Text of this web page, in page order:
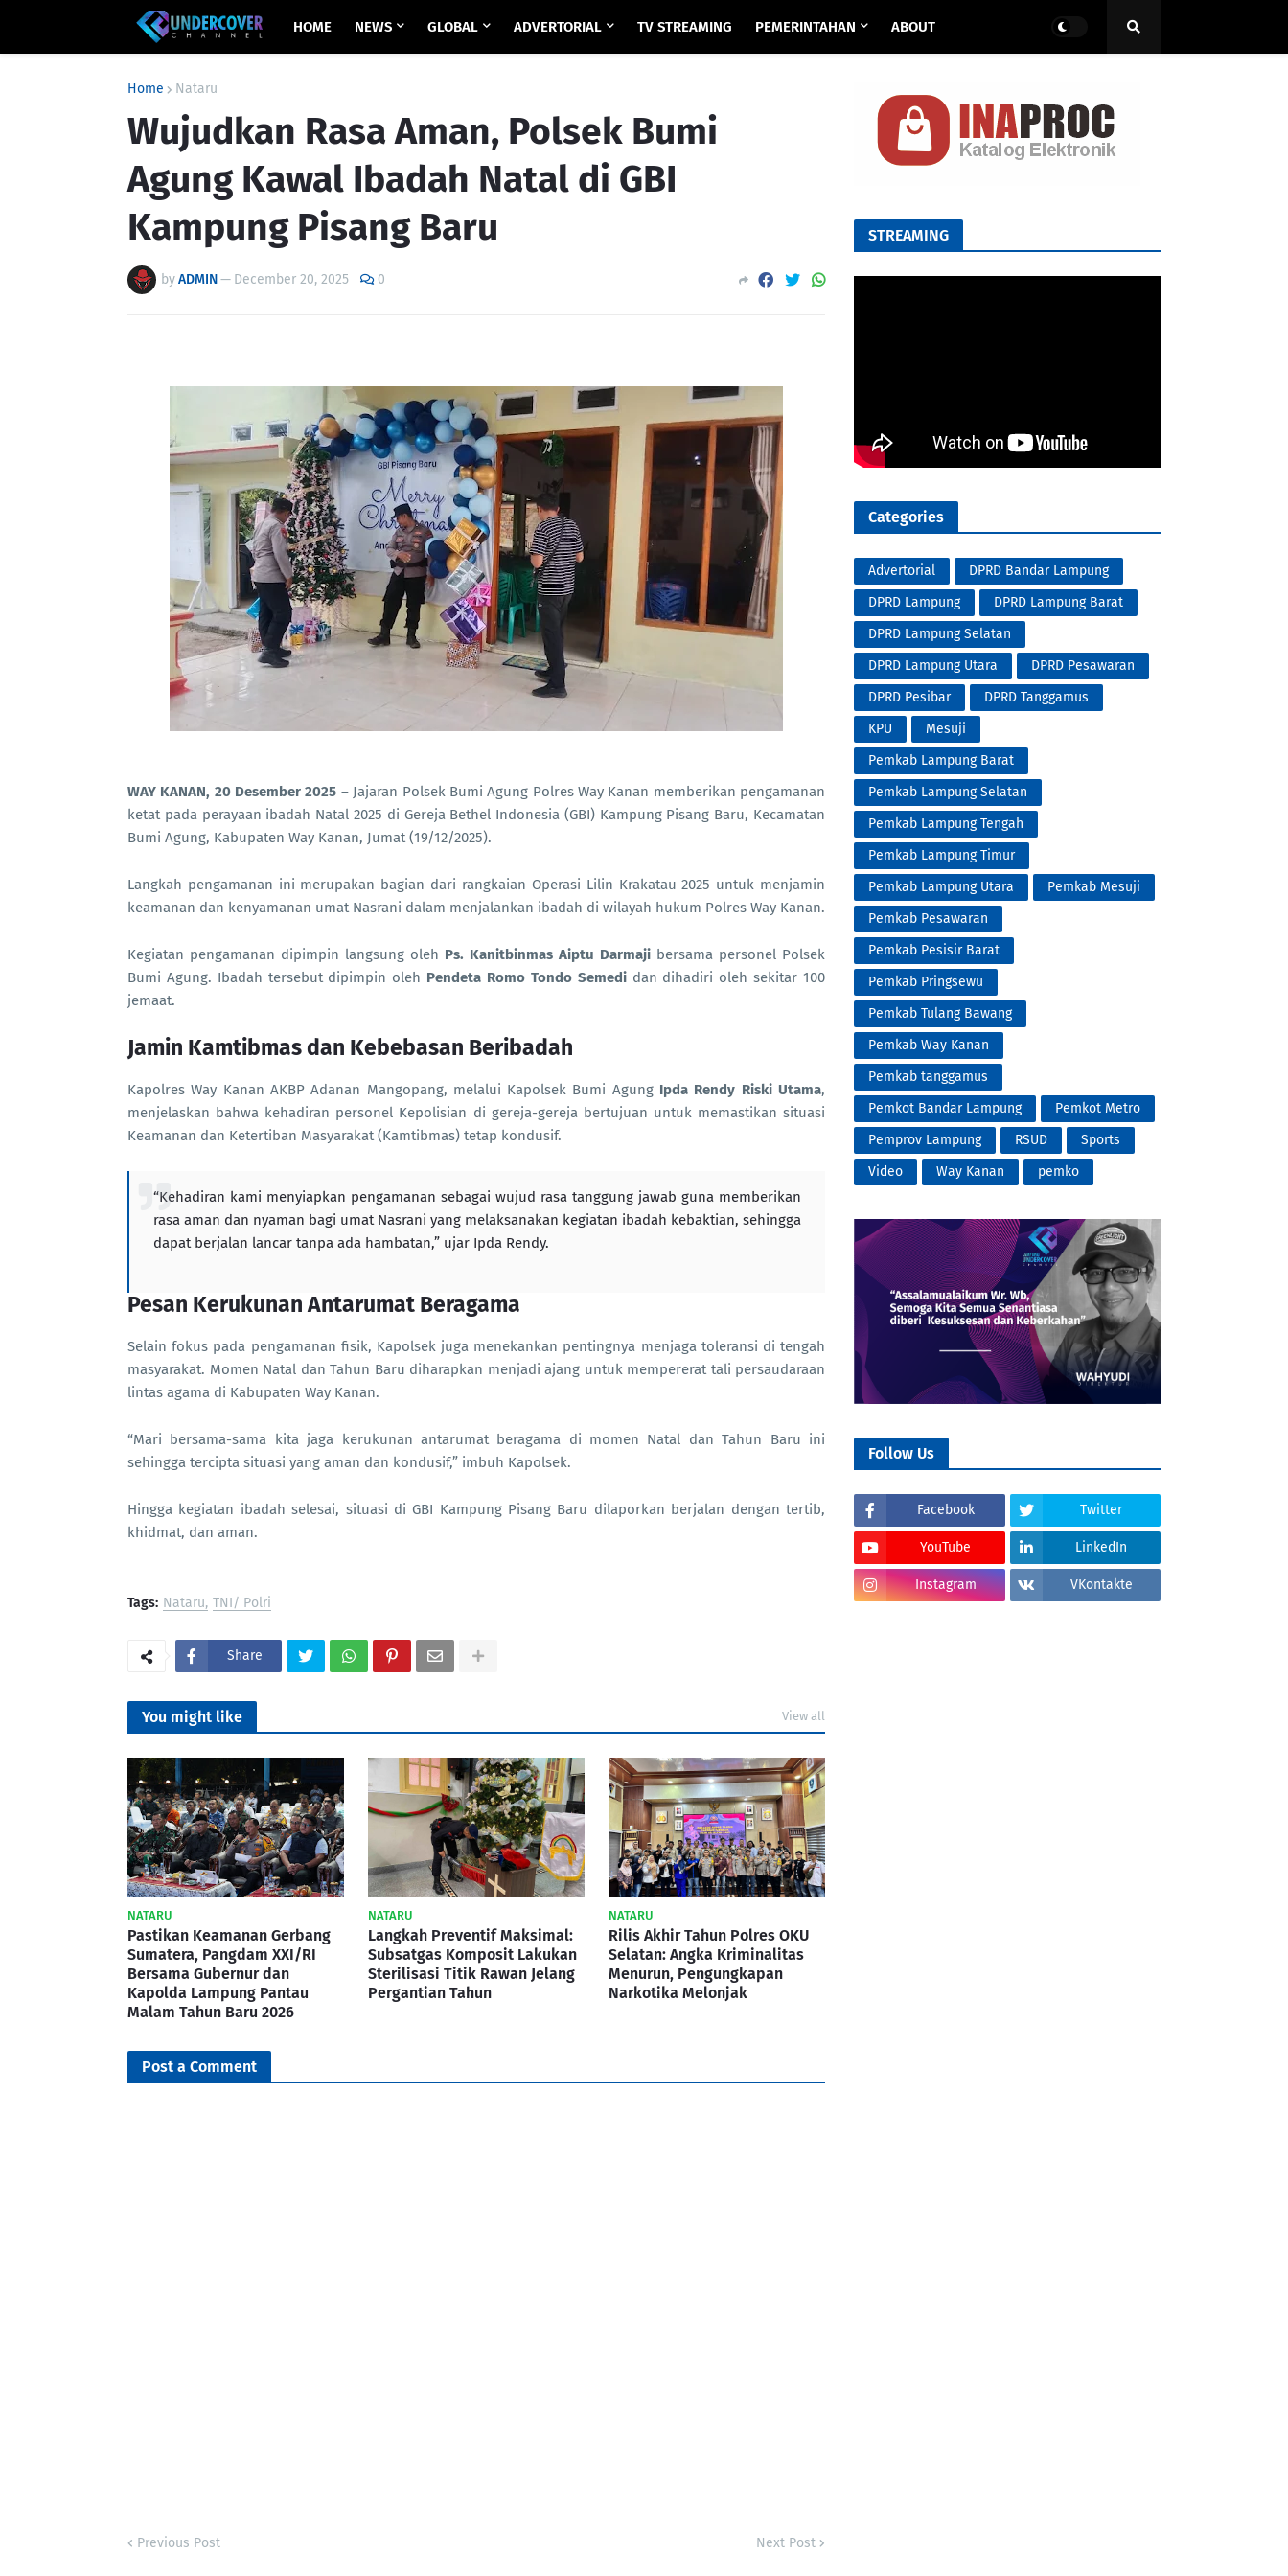
HOME NEWS GLOBAL ADVERTORIAL TV STREAMING PEMERINTAHAN ABOUT
Home Nataru
Wujudkan Rasa Aman, Polsek Bumi
Agung Kawal Ibadah Natal di GBI
Kampung Pisang Baru
byADMIN— December 20, 2025 0
WAY KANAN, 20 Desember 2025 – Jajaran Polsek Bumi Agung Polres Way Kanan memberikan pengamanan
ketat pada perayaan ibadah Natal 2025 di Gereja Bethel Indonesia (GBI) Kampung Pisang Baru, Kecamatan
Bumi Agung, Kabupaten Way Kanan, Jumat (19/12/2025).
Langkah pengamanan ini merupakan bagian dari rangkaian Operasi Lilin Krakatau 2025 untuk menjamin
keamanan dan kenyamanan umat Nasrani dalam menjalankan ibadah di wilayah hukum Polres Way Kanan.
Kegiatan pengamanan dipimpin langsung oleh Ps. Kanitbinmas Aiptu Darmaji bersama personel Polsek
Bumi Agung. Ibadah tersebut dipimpin oleh Pendeta Romo Tondo Semedidan dihadiri oleh sekitar 100
jemaat.
Jamin Kamtibmas dan Kebebasan Beribadah
Kapolres Way Kanan AKBP Adanan Mangopang, melalui Kapolsek Bumi Agung Ipda Rendy Riski Utama,
menjelaskan bahwa kehadiran personel Kepolisian di gereja-gereja bertujuan untuk memastikan situasi
Keamanan dan Ketertiban Masyarakat (Kamtibmas) tetap kondusif.
“Kehadiran kami menyiapkan pengamanan sebagai wujud rasa tanggung jawab guna memberikan
rasa aman dan nyaman bagi umat Nasrani yang melaksanakan kegiatan ibadah kebaktian, sehingga
dapat berjalan lancar tanpa ada hambatan,” ujar Ipda Rendy.
Pesan Kerukunan Antarumat Beragama
Selain fokus pada pengamanan fisik, Kapolsek juga menekankan pentingnya menjaga toleransi di tengah
masyarakat. Momen Natal dan Tahun Baru diharapkan menjadi ajang untuk mempererat tali persaudaraan
lintas agama di Kabupaten Way Kanan.
“Mari bersama-sama kita jaga kerukunan antarumat beragama di momen Natal dan Tahun Baru ini
sehingga tercipta situasi yang aman dan kondusif,” imbuh Kapolsek.
Hingga kegiatan ibadah selesai, situasi di GBI Kampung Pisang Baru dilaporkan berjalan dengan tertib,
khidmat, dan aman.
Tags: Nataru TNI/ Polri
Share
You might like View all
NATARU
Pastikan Keamanan Gerbang
Sumatera, Pangdam XXI/RI
Bersama Gubernur dan
Kapolda Lampung Pantau
Malam Tahun Baru 2026
NATARU
Langkah Preventif Maksimal:
Subsatgas Komposit Lakukan
Sterilisasi Titik Rawan Jelang
Pergantian Tahun
NATARU
Rilis Akhir Tahun Polres OKU
Selatan: Angka Kriminalitas
Menurun, Pengungkapan
Narkotika Melonjak
Post a Comment
Previous Post Next Post
STREAMING
Categories
Advertorial
DPRD Bandar Lampung
DPRD Lampung
DPRD Lampung Barat
DPRD Lampung Selatan
DPRD Lampung Utara
DPRD Pesawaran
DPRD Pesibar
DPRD Tanggamus
KPU
Mesuji
Pemkab Lampung Barat
Pemkab Lampung Selatan
Pemkab Lampung Tengah
Pemkab Lampung Timur
Pemkab Lampung Utara
Pemkab Mesuji
Pemkab Pesawaran
Pemkab Pesisir Barat
Pemkab Pringsewu
Pemkab Tulang Bawang
Pemkab Way Kanan
Pemkab tanggamus
Pemkot Bandar Lampung
Pemkot Metro
Pemprov Lampung
RSUD
Sports
Video
Way Kanan pemko
Follow Us
Facebook Twitter
YouTube LinkedIn
Instagram VKontakte